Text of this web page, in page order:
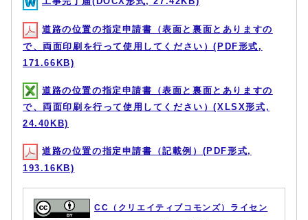
道路の位置の指定申請書（表面と裏面とありますの
で、両面印刷を行って使用してください）(PDF形式,
171.66KB)
道路の位置の指定申請書（表面と裏面とありますの
で、両面印刷を行って使用してください）(XLSX形式,
24.40KB)
道路の位置の指定申請書（記載例）(PDF形式,
193.16KB)
CC（クリエイティブコモンズ）ライセン